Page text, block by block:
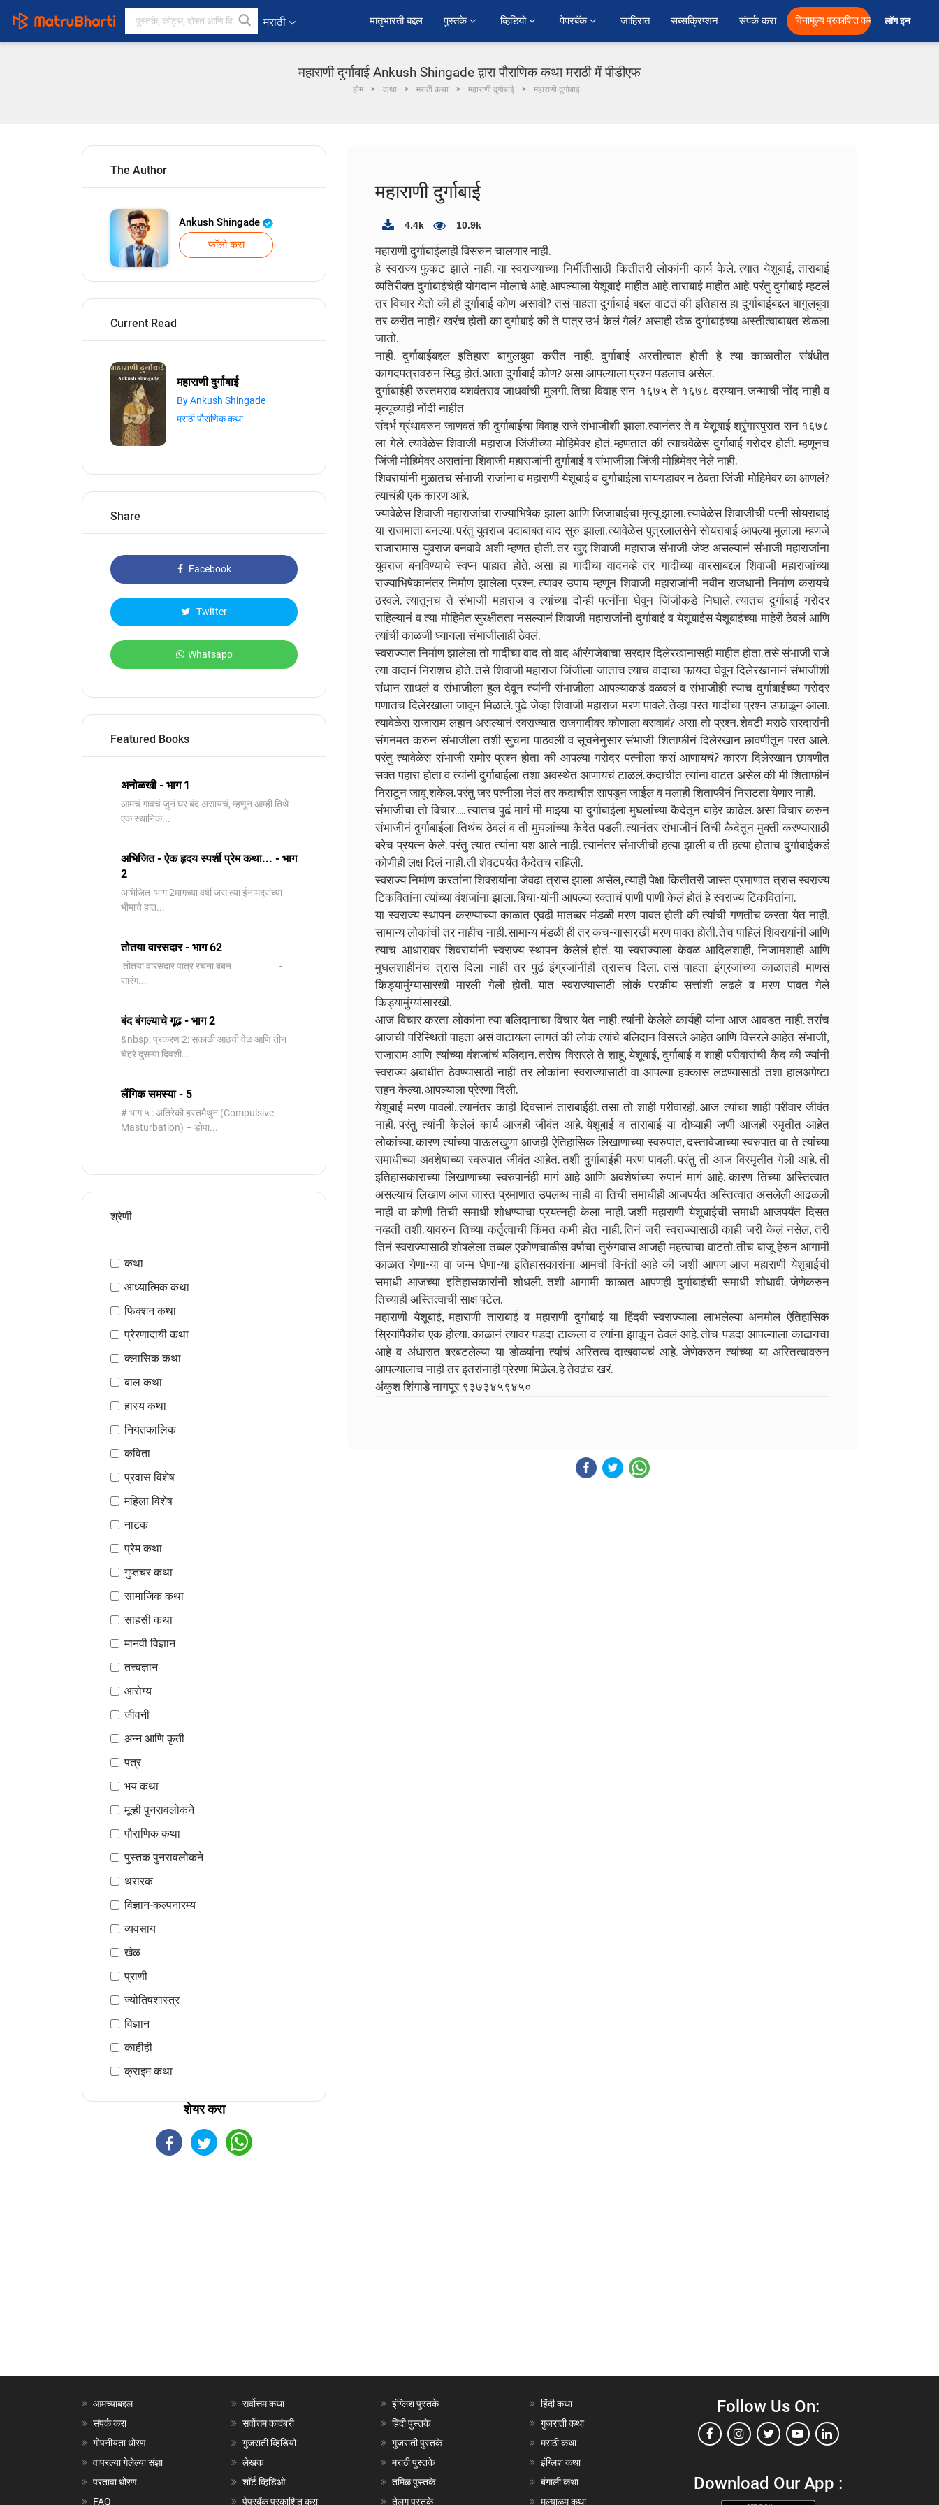
मराठी ﻿मातृभारती बद्दल पुस्तके व्हिडियो पेपरबॅक जाहिरात सब्सक्रिप्शन संपर्क करा विनामूल्य प्रकाशित करा लॉग इन
महाराणी दुर्गाबाई Ankush Shingade द्वारा पौराणिक कथा मराठी में पीडीएफ
होम कथा मराठी कथा महाराणी दुर्गाबाई महाराणी दुर्गाबाई
The Author
Ankush Shingade
फॉलो करा
Current Read
महाराणी दुर्गाबाई
By Ankush Shingade
मराठी पौराणिक कथा
Share
Facebook
Twitter
Whatsapp
Featured Books
अनोळखी - भाग 1
आमचं गावचं जुनं घर बंद असायचं, म्हणून आम्ही तिथे
एक स्थानिक...
अभिजित - ऐक हृदय स्पर्शी प्रेम कथा... - भाग
2
️अभिजित ️ भाग 2मागच्या वर्षी जस त्या ईनामदरांच्या
भीमाचे हात...
तोतया वारसदार - भाग 62
तोतया वारसदार पात्र रचना बबन -
सारंग...
बंद बंगल्याचे गूढ - भाग 2
&nbsp; प्रकरण 2: सकाळी आठची वेळ आणि तीन
चेहरे दुसऱ्या दिवशी...
लैंगिक समस्या - 5
# भाग ५ : अतिरेकी हस्तमैथुन (Compulsive
Masturbation) – डोपा...
श्रेणी
कथा
आध्यात्मिक कथा
फिक्शन कथा
प्रेरणादायी कथा
क्लासिक कथा
बाल कथा
हास्य कथा
नियतकालिक
कविता
प्रवास विशेष
महिला विशेष
नाटक
प्रेम कथा
गुप्तचर कथा
सामाजिक कथा
साहसी कथा
मानवी विज्ञान
तत्त्वज्ञान
आरोग्य
जीवनी
अन्न आणि कृती
पत्र
भय कथा
मूव्ही पुनरावलोकने
पौराणिक कथा
पुस्तक पुनरावलोकने
थरारक
विज्ञान-कल्पनारम्य
व्यवसाय
खेळ
प्राणी
ज्योतिषशास्त्र
विज्ञान
काहीही
क्राइम कथा
शेयर करा
महाराणी दुर्गाबाई
4.4k 10.9k
महाराणी दुर्गाबाईलाही विसरुन चालणार नाही.
हे स्वराज्य फुकट झाले नाही. या स्वराज्याच्या निर्मीतीसाठी कितीतरी लोकांनी कार्य केले. त्यात येशूबाई, ताराबाई
व्यतिरीक्त दुर्गाबाईचेही योगदान मोलाचे आहे. आपल्याला येशूबाई माहीत आहे. ताराबाई माहीत आहे. परंतु दुर्गाबाई म्हटलं
तर विचार येतो की ही दुर्गाबाई कोण असावी? तसं पाहता दुर्गाबाई बद्दल वाटतं की इतिहास हा दुर्गाबाईबद्दल बागुलबुवा
तर करीत नाही? खरंच होती का दुर्गाबाई की ते पात्र उभं केलं गेलं? असाही खेळ दुर्गाबाईच्या अस्तीत्वाबाबत खेळला
जातो.
नाही. दुर्गाबाईबद्दल इतिहास बागुलबुवा करीत नाही. दुर्गाबाई अस्तीत्वात होती हे त्या काळातील संबंधीत
कागदपत्रावरुन सिद्ध होतं. आता दुर्गाबाई कोण? असा आपल्याला प्रश्न पडलाच असेल.
दुर्गाबाईही रुस्तमराव यशवंतराव जाधवांची मुलगी. तिचा विवाह सन १६७५ ते १६७८ दरम्यान. जन्माची नोंद नाही व
मृत्यूच्याही नोंदी नाहीत
संदर्भ ग्रंथावरुन जाणवतं की दुर्गाबाईचा विवाह राजे संभाजीशी झाला. त्यानंतर ते व येशूबाई श्रृंगारपुरात सन १६७८
ला गेले. त्यावेळेस शिवाजी महाराज जिंजीच्या मोहिमेवर होतं. म्हणतात की त्याचवेळेस दुर्गाबाई गरोदर होती. म्हणूनच
जिंजी मोहिमेवर असतांना शिवाजी महाराजांनी दुर्गाबाई व संभाजीला जिंजी मोहिमेवर नेले नाही.
शिवरायांनी मुळातच संभाजी राजांना व महाराणी येशूबाई व दुर्गाबाईला रायगडावर न ठेवता जिंजी मोहिमेवर का आणलं?
त्याचंही एक कारण आहे.
ज्यावेळेस शिवाजी महाराजांचा राज्याभिषेक झाला आणि जिजाबाईचा मृत्यू झाला. त्यावेळेस शिवाजीची पत्नी सोयराबाई
या राजमाता बनल्या. परंतु युवराज पदाबाबत वाद सुरु झाला. त्यावेळेस पुत्रलालसेने सोयराबाई आपल्या मुलाला म्हणजे
राजारामास युवराज बनवावे अशी म्हणत होती. तर खुद्द शिवाजी महाराज संभाजी जेष्ठ असल्यानं संभाजी महाराजांना
युवराज बनविण्याचे स्वप्न पाहात होते. असा हा गादीचा वादनव्हे तर गादीच्या वारसाबद्दल शिवाजी महाराजांच्या
राज्याभिषेकानंतर निर्माण झालेला प्रश्न. त्यावर उपाय म्हणून शिवाजी महाराजांनी नवीन राजधानी निर्माण करायचे
ठरवले. त्यातूनच ते संभाजी महाराज व त्यांच्या दोन्ही पत्नींना घेवून जिंजीकडे निघाले. त्यातच दुर्गाबाई गरोदर
राहिल्यानं व त्या मोहिमेत सुरक्षीतता नसल्यानं शिवाजी महाराजांनी दुर्गाबाई व येशूबाईस येशूबाईच्या माहेरी ठेवलं आणि
त्यांची काळजी घ्यायला संभाजीलाही ठेवलं.
स्वराज्यात निर्माण झालेला तो गादीचा वाद. तो वाद औरंगजेबाचा सरदार दिलेरखानासही माहीत होता. तसे संभाजी राजे
त्या वादानं निराशच होते. तसे शिवाजी महाराज जिंजीला जाताच त्याच वादाचा फायदा घेवून दिलेरखानानं संभाजीशी
संधान साधलं व संभाजीला हुल देवून त्यांनी संभाजीला आपल्याकडं वळवलं व संभाजीही त्याच दुर्गाबाईच्या गरोदर
पणातच दिलेरखाला जावून मिळाले. पुढे जेव्हा शिवाजी महाराज मरण पावले. तेव्हा परत गादीचा प्रश्न उफाळून आला.
त्यावेळेस राजाराम लहान असल्यानं स्वराज्यात राजगादीवर कोणाला बसवावं? असा तो प्रश्न. शेवटी मराठे सरदारांनी
संगनमत करुन संभाजीला तशी सुचना पाठवली व सूचनेनुसार संभाजी शिताफीनं दिलेरखान छावणीतून परत आले.
परंतु त्यावेळेस संभाजी समोर प्रश्न होता की आपल्या गरोदर पत्नीला कसं आणायचं? कारण दिलेरखान छावणीत
सक्त पहारा होता व त्यांनी दुर्गाबाईला तशा अवस्थेत आणायचं टाळलं. कदाचीत त्यांना वाटत असेल की मी शिताफीनं
निसटून जावू शकेल. परंतु जर पत्नीला नेलं तर कदाचीत सापडून जाईल व मलाही शिताफीनं निसटता येणार नाही.
संभाजीचा तो विचार..... त्यातच पुढं मागं मी माझ्या या दुर्गाबाईला मुघलांच्या कैदेतून बाहेर काढेल. असा विचार करुन
संभाजीनं दुर्गाबाईला तिथंच ठेवलं व ती मुघलांच्या कैदेत पडली. त्यानंतर संभाजीनं तिची कैदेतून मुक्ती करण्यासाठी
बरेच प्रयत्न केले. परंतु त्यात त्यांना यश आले नाही. त्यानंतर संभाजीची हत्या झाली व ती हत्या होताच दुर्गाबाईकडं
कोणीही लक्ष दिलं नाही. ती शेवटपर्यंत कैदेतच राहिली.
स्वराज्य निर्माण करतांना शिवरायांना जेवढा त्रास झाला असेल, त्याही पेक्षा कितीतरी जास्त प्रमाणात त्रास स्वराज्य
टिकवितांना त्यांच्या वंशजांना झाला. बिचा-यांनी आपल्या रक्ताचं पाणी पाणी केलं होतं हे स्वराज्य टिकवितांना.
या स्वराज्य स्थापन करण्याच्या काळात एवढी मातब्बर मंडळी मरण पावत होती की त्यांची गणतीच करता येत नाही.
सामान्य लोकांची तर नाहीच नाही. सामान्य मंडळी ही तर कच-यासारखी मरण पावत होती. तेच पाहिलं शिवरायांनी आणि
त्याच आधारावर शिवरायांनी स्वराज्य स्थापन केलेलं होतं. या स्वराज्याला केवळ आदिलशाही, निजामशाही आणि
मुघलशाहीनंच त्रास दिला नाही तर पुढं इंग्रजांनीही त्रासच दिला. तसं पाहता इंग्रजांच्या काळातही माणसं
किड्यामुंग्यासारखी मारली गेली होती. यात स्वराज्यासाठी लोकं परकीय सत्तांशी लढले व मरण पावत गेले
किड्यामुंग्यांसारखी.
आज विचार करता लोकांना त्या बलिदानाचा विचार येत नाही. त्यांनी केलेले कार्यही यांना आज आवडत नाही. तसंच
आजची परिस्थिती पाहता असं वाटायला लागतं की लोकं त्यांचे बलिदान विसरले आहेत आणि विसरले आहेत संभाजी,
राजाराम आणि त्यांच्या वंशजांचं बलिदान. तसेच विसरले ते शाहू, येशूबाई, दुर्गाबाई व शाही परीवारांची कैद की ज्यांनी
स्वराज्य अबाधीत ठेवण्यासाठी नाही तर लोकांना स्वराज्यासाठी वा आपल्या हक्कास लढण्यासाठी तशा हालअपेष्टा
सहन केल्या. आपल्याला प्रेरणा दिली.
येशूबाई मरण पावली. त्यानंतर काही दिवसानं ताराबाईही. तसा तो शाही परीवारही. आज त्यांचा शाही परीवार जीवंत
नाही. परंतु त्यांनी केलेलं कार्य आजही जीवंत आहे. येशूबाई व ताराबाई या दोघ्याही जणी आजही स्मृतीत आहेत
लोकांच्या. कारण त्यांच्या पाऊलखुणा आजही ऐतिहासिक लिखाणाच्या स्वरुपात, दस्तावेजाच्या स्वरुपात वा ते त्यांच्या
समाधीच्या अवशेषाच्या स्वरुपात जीवंत आहेत. तशी दुर्गाबाईही मरण पावली. परंतु ती आज विस्मृतीत गेली आहे. ती
इतिहासकाराच्या लिखाणाच्या स्वरुपानंही मागं आहे आणि अवशेषांच्या रुपानं मागं आहे. कारण तिच्या अस्तित्वात
असल्याचं लिखाण आज जास्त प्रमाणात उपलब्ध नाही वा तिची समाधीही आजपर्यंत अस्तित्वात असलेली आढळली
नाही वा कोणी तिची समाधी शोधण्याचा प्रयत्नही केला नाही. जशी महाराणी येशूबाईची समाधी आजपर्यंत दिसत
नव्हती तशी. यावरुन तिच्या कर्तृत्वाची किंमत कमी होत नाही. तिनं जरी स्वराज्यासाठी काही जरी केलं नसेल, तरी
तिनं स्वराज्यासाठी शोषलेला तब्बल एकोणचाळीस वर्षाचा तुरुंगवास आजही महत्वाचा वाटतो. तीच बाजू हेरुन आगामी
काळात येणा-या वा जन्म घेणा-या इतिहासकारांना आमची विनंती आहे की जशी आपण आज महाराणी येशूबाईची
समाधी आजच्या इतिहासकारांनी शोधली. तशी आगामी काळात आपणही दुर्गाबाईची समाधी शोधावी. जेणेकरुन
तिच्याही अस्तित्वाची साक्ष पटेल.
महाराणी येशूबाई, महाराणी ताराबाई व महाराणी दुर्गाबाई या हिंदवी स्वराज्याला लाभलेल्या अनमोल ऐतिहासिक
स्रियांपैकीच एक होत्या. काळानं त्यावर पडदा टाकला व त्यांना झाकून ठेवलं आहे. तोच पडदा आपल्याला काढायचा
आहे व अंधारात बरबटलेल्या या डोळ्यांना त्यांचं अस्तित्व दाखवायचं आहे. जेणेकरुन त्यांच्या या अस्तित्वावरुन
आपल्यालाच नाही तर इतरांनाही प्रेरणा मिळेल. हे तेवढंच खरं.
अंकुश शिंगाडे नागपूर ९३७३४५९४५०
आमच्याबद्दल
संपर्क करा
गोपनीयता धोरण
वापरल्या गेलेल्या संज्ञा
परतावा धोरण
FAQ
सर्वोत्तम कथा
सर्वोत्तम कादंबरी
गुजराती व्हिडियो
लेखक
शॉर्ट व्हिडिओ
पेपरबॅक प्रकाशित करा
इंग्लिश पुस्तके
हिंदी पुस्तके
गुजराती पुस्तके
मराठी पुस्तके
तमिळ पुस्तके
तेलगु पुस्तके
हिंदी कथा
गुजराती कथा
मराठी कथा
इंग्लिश कथा
बंगाली कथा
मल्याळम कथा
Follow Us On:
Download Our App :